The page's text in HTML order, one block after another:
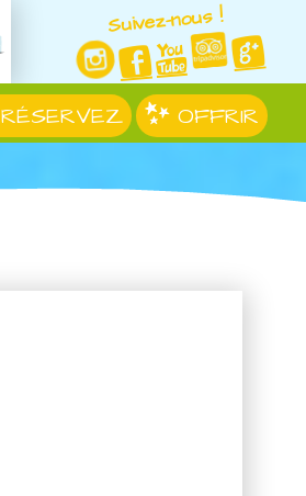
Suivez-nous !
RÉSERVEZ OFFRIR